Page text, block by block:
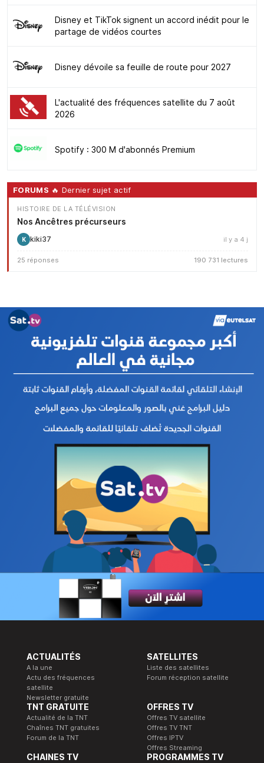
Disney et TikTok signent un accord inédit pour le
partage de vidéos courtes
Disney dévoile sa feuille de route pour 2027
L'actualité des fréquences satellite du 7 août
2026
Spotify : 300 M d'abonnés Premium
FORUMS 🔥 Dernier sujet actif
HISTOIRE DE LA TÉLÉVISION
Nos Ancêtres précurseurs
K kiki37 il y a 4 j
25 réponses 190 731 lectures
ACTUALITÉS
A la une
Actu des fréquences
satellite
Newsletter gratuite
SATELLITES
Liste des satellites
Forum réception satellite
TNT GRATUITE
Actualité de la TNT
Chaînes TNT gratuites
Forum de la TNT
OFFRES TV
Offres TV satellite
Offres TV TNT
Offres IPTV
Offres Streaming
CHAINES TV PROGRAMMES TV